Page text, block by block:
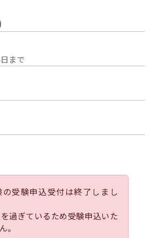
まで
の受験申込受付は終了しまし
過ぎているため受験申込いた
。